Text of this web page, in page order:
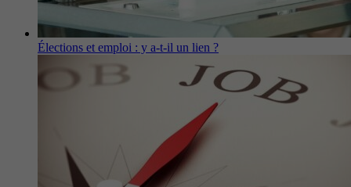
Élections et emploi : y a-t-il un lien ?